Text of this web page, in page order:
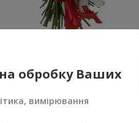
Замовити
обробку Ваших
вимірювання